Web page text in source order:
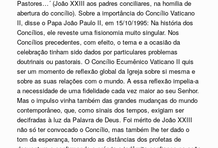
Pastores…´ (João XXIII aos padres conciliares, na homilia de
abertura do concílio). Sobre a importância do Concílio Vaticano
II, disse o Papa João Paulo II, em 15/10/1995: Na história dos
Concílios, ele reveste uma fisionomia muito singular. Nos
Concílios precedentes, com efeito, o tema e a ocasião da
celebração tinham sido dados por particulares problemas
doutrinais ou pastorais. O Concílio Ecumênico Vaticano II quis
ser um momento de reflexão global da Igreja sobre si mesma e
sobre as suas relações com o mundo. A essa reflexão impelia-a
a necessidade de uma fidelidade cada vez maior ao seu Senhor.
Mas o impulso vinha também das grandes mudanças do mundo
contemporâneo, que, como sinais dos tempos, exigiam ser
decifradas à luz da Palavra de Deus. Foi mérito de João XXIII
não só ter convocado o Concílio, mas também lhe ter dado o
tom da esperança, tomando as distâncias dos profetas de